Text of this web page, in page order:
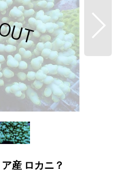
産 ロカニ？